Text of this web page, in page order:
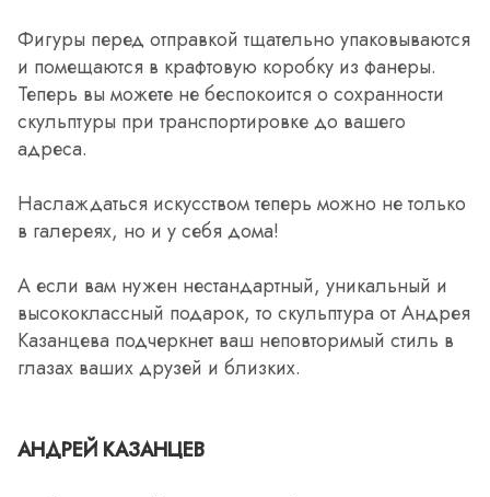
Фигуры перед отправкой тщательно упаковываются
и помещаются в крафтовую коробку из фанеры.
Теперь вы можете не беспокоится о сохранности
скульптуры при транспортировке до вашего
адреса.
Наслаждаться искусством теперь можно не только
в галереях, но и у себя дома!
А если вам нужен нестандартный, уникальный и
высококлассный подарок, то скульптура от Андрея
Казанцева подчеркнет ваш неповторимый стиль в
глазах ваших друзей и близких.
АНДРЕЙ КАЗАНЦЕВ